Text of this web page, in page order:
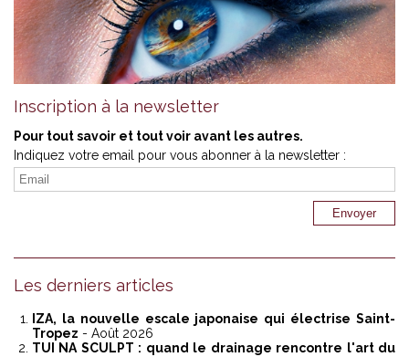
Inscription à la newsletter
Pour tout savoir et tout voir avant les autres.
Indiquez votre email pour vous abonner à la newsletter :
Les derniers articles
IZA, la nouvelle escale japonaise qui électrise Saint-
Tropez - Août 2026
TUI NA SCULPT : quand le drainage rencontre l'art du